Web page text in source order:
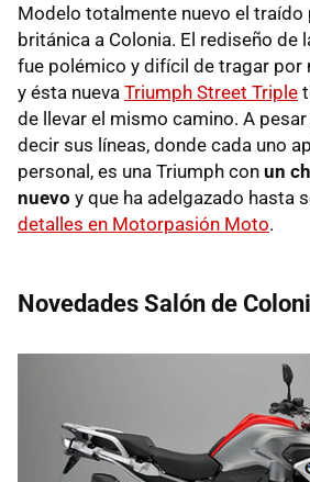
Modelo totalmente nuevo el traído
británica a Colonia. El rediseño de
fue polémico y difícil de tragar por
y ésta nueva Triumph Street Triple
de llevar el mismo camino. A
decir sus líneas, donde cada uno
personal, es una Triumph con un
nuevo y que ha adelgazado hasta
detalles en Motorpasión Moto.
Novedades Salón de